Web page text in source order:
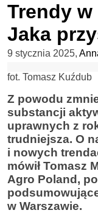
Trendy
Jaka
9 stycznia 2025,
fot. Tomasz Kuźdub
Z powodu
substancji
uprawnych z
trudniejsza. O
i nowych
mówił Tomasz
Agro Poland,
w Warszawie.